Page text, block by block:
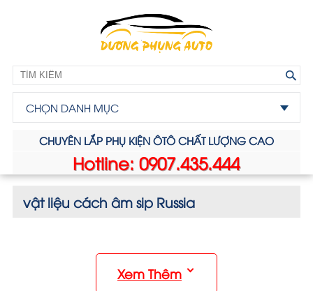
CHỌN DANH MỤC
CHUYÊN LẮP PHỤ KIỆN ÔTÔ CHẤT LƯỢNG CAO
Hotline: 0907.435.444
vật liệu cách âm sip Russia
Xem Thêm